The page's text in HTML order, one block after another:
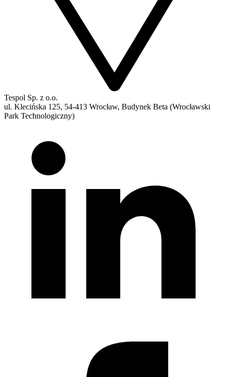
Tespol Sp. z o.o.
ul. Klecińska 125, 54-413 Wrocław, Budynek Beta (Wrocławski
Park Technologiczny)